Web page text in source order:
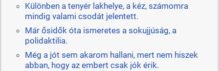
Különben a tenyér lakhelye, a kéz, számomra
mindig valami csodát jelentett.
Már ősidők óta ismeretes a sokujjúság, a
polidaktilia.
Még a jót sem akarom hallani, mert nem hiszek
abban, hogy az embert csak jók érik.